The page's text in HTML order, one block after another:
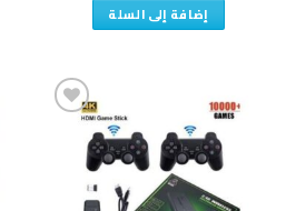
إضافة إلى السلة
إضافة